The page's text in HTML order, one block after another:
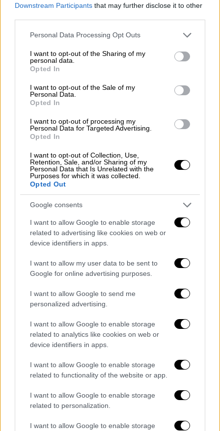
Downstream Participants that may further disclose it to other
Please note that this website/app uses one or more Google
not limited to your visit or usage behaviour. You may click to
grant or deny consent to Google and its third-party tags to
use your data for below specified purposes in below Google
consent section.
Personal Data Processing Opt Outs
I want to opt-out of the Sharing of my
personal data.
Opted In
I want to opt-out of the Sale of my
Personal Data.
Opted In
I want to opt-out of processing my
Personal Data for Targeted Advertising.
Opted In
I want to opt-out of Collection, Use,
Retention, Sale, and/or Sharing of my
Personal Data that Is Unrelated with the
Purposes for which it was collected.
Opted Out
Google consents
I want to allow Google to enable storage
related to advertising like cookies on web or
device identifiers in apps.
I want to allow my user data to be sent to
Google for online advertising purposes.
I want to allow Google to send me
personalized advertising.
I want to allow Google to enable storage
related to analytics like cookies on web or
device identifiers in apps.
I want to allow Google to enable storage
related to functionality of the website or app.
I want to allow Google to enable storage
related to personalization.
I want to allow Google to enable storage
Tο πρόγραμμα αφορά960 οικισμούς σε
«λευκές περιοχές»
, καθώς προστίθενται σε
520 οικισμοί
σχεδιασμός σύμφωνα με την έκδοση
σχετικής απόφασης του υπουργού Ψηφιακής
οικισμοί εφόσον κριθεί αναγκαίο.
απλοποιείται η διαδικασία υποβολής των
αιτήσεων από πλευράς των κατοίκων των
λευκών περιοχών. Οιδικαιούχοι
να υποβάλλουν την αίτησή τους για την
επιλογή του παρόχου της αρεσκείας τους
και τη λήψη της σχετικής επιχορήγησης
μέσω της Ενιαίας Ψηφιακής Πύλης της
. Η διαδικασία
αυτή σχεδιάζεται να είναι εξαιρετικά απλή,
καθώς οι δικαιούχοι θα καταθέτουν μόνο
της κατοικίας τους και η άντληση όλων των
υπόλοιπων στοιχείων θα αντλούνται
ηλεκτρονικά και χωρίς να απαιτούνται
επιπρόσθετες ενέργειες από τους πολίτες.
Μέχρι σήμερα οι δικαιούχοι μπορούσαν να
απευθυνθούν μόνο σταΚΕΠγια να
υποβάλλουν το αίτημά τους συνοδευόμενο
Λαμβάνοντας υπόψιν πως το πρόγραμμα για
την κάλυψη των λευκών περιοχών με
τηλεοπτικό σήμα εκτείνεται σε βάθος